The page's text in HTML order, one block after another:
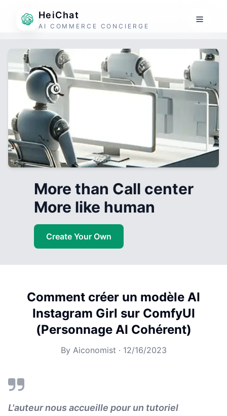
HeiChat
AI COMMERCE CONCIERGE
More than Call center
More like human
Create Your Own
Comment créer un modèle AI
Instagram Girl sur ComfyUI
(Personnage AI Cohérent)
By Aiconomist · 12/16/2023
L'auteur nous accueille pour un tutoriel